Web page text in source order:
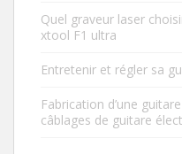
Quel graveur laser
xtool F1 ultra
Entretenir et régler sa
Fabrication d’une
câblages de guitare